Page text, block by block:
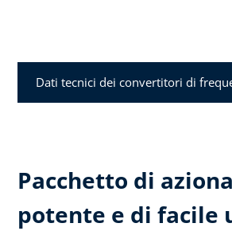
Dati tecnici dei convertitori di
Pacchetto di
potente e di facile